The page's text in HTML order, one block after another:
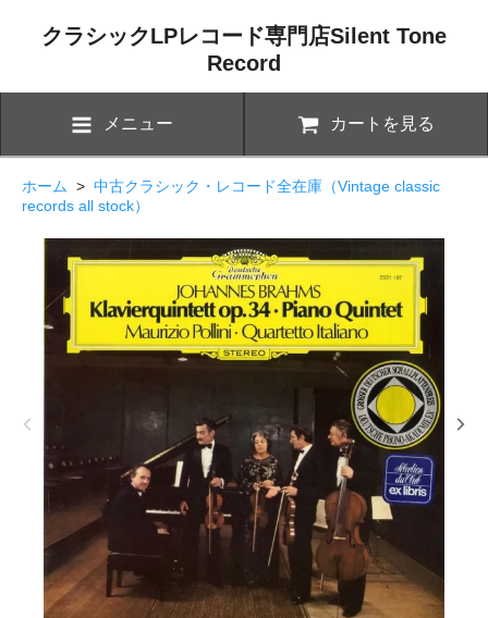
クラシックLPレコード専門店Silent Tone
Record
メニュー カートを見る
ホーム > 中古クラシック・レコード全在庫（Vintage classic
records all stock）